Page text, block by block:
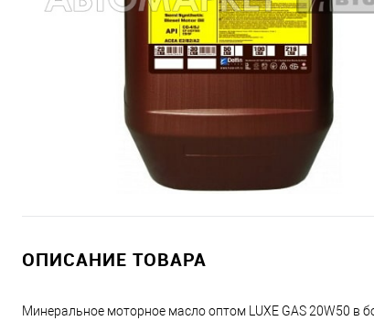
ОПИСАНИЕ ТОВАРА
Минеральное моторное масло оптом LUXE GAS 20W50 в